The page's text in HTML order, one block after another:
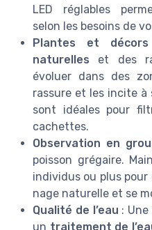
LED réglables
selon les besoins de
Plantes et décors
naturelles et des
évoluer dans des
rassure et les incite
sont idéales pour
cachettes.
Observation en
poisson grégaire.
individus ou plus pour
nage naturelle et se
Qualité de l’eau : Une
un traitement de